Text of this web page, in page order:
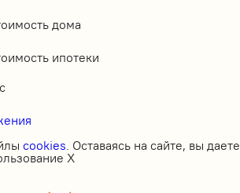
дома
ипотеки
cookies . Оставаясь на сайте, вы даете
X